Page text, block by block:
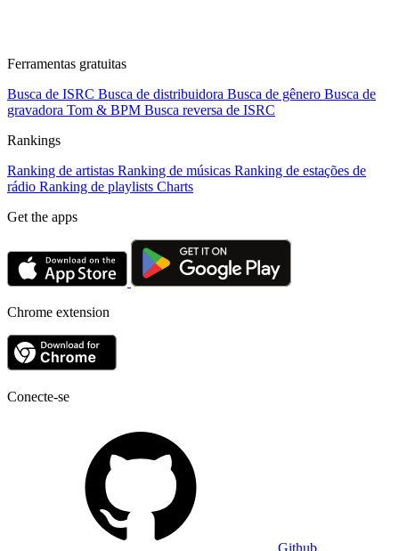
Ferramentas gratuitas
Busca de ISRC Busca de distribuidora Busca de gênero Busca de
gravadora Tom & BPM Busca reversa de ISRC
Rankings
Ranking de artistas Ranking de músicas Ranking de estações de
rádio Ranking de playlists Charts
Get the apps
Chrome extension
Conecte-se
Github